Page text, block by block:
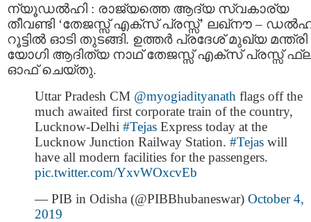
ന്യൂഡല്‍ഹി : രാജ്യത്തെ ആദ്യ സ്വകാര്യ
തീവണ്ടി ‘തേജസ്സ് എക്സ് പ്രസ്സ്’ ലഖ്നൗ –
റൂട്ടില്‍ ഓടി തുടങ്ങി. ഉത്തര്‍ പ്രദേശ് മുഖ്യ മന്ത്രി
യോഗി ആദിത്യ നാഥ് തേജസ്സ് എക്സ് പ്രസ്സ്
ഓഫ് ചെയ്തു.
Uttar Pradesh CM @myogiadityanath flags off the
much awaited first corporate train of the country,
Lucknow-Delhi #Tejas Express today at the
Lucknow Junction Railway Station. #Tejas will
have all modern facilities for the passengers.
pic.twitter.com/YxvWOxcvEb
— PIB in Odisha (@PIBBhubaneswar) October 4,
2019